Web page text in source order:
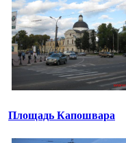
Площадь Капошвара